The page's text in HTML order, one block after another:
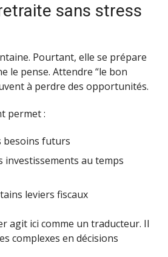
sans stress
Pourtant, elle se prépare
le pense. Attendre “le bon
à perdre des opportunités.
permet :
besoins futurs
investissements au temps
leviers fiscaux
agit ici comme un traducteur. Il
complexes en décisions